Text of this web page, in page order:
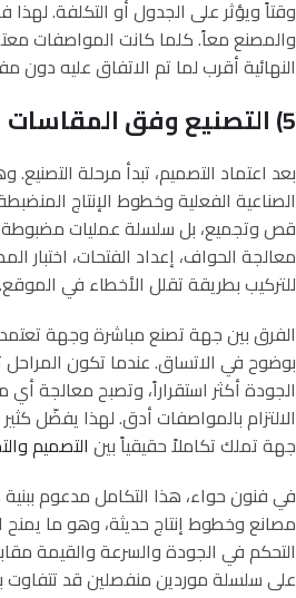
وقتاً ويؤثر على الجدول أو التكلفة.
والمصنع معاً. كلما كانت المواصفات
النهائية أقرب لما تم الاتفاق عليه دون
5) التصنيع وفق المقاسات المعتمدة
بعد اعتماد التصميم، تبدأ مرحلة التصنيع.
الصناعية الفعلية وخطوط الإنتاج
قص وتجميع، بل سلسلة عمليات مضبوطة
معالجة الحواف، إعداد الفتحات، اختبار
للتركيب بطريقة تقلل الأخطاء في الموقع.
الفرق بين جهة تصنع مباشرة وجهة
بوضوح في الاتساق. عندما تكون
الجودة أكثر استقراراً، وتصبح معالجة
الالتزام بالمواصفات أدق. لهذا يفضّل
جهة تملك تكاملاً حقيقياً بين التصميم
في فنون حواء، هذا التكامل مدعوم
مصانع وخطوط إنتاج حديثة، وهو ما
التحكم في الجودة والسرعة والقيمة
على سلسلة موردين منفصلين قد تتفاوت